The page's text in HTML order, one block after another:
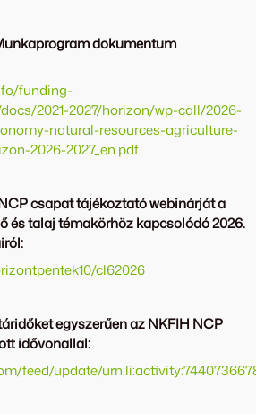
dokumentum
funding-
2021-2027/horizon/wp-call/2026-
natural-resources-agriculture-
2026-2027_en.pdf
csapat tájékoztató webinárját a
és talaj témakörhöz kapcsolódó 2026.
cl62026
egyszerűen az NKFIH NCP
idővonallal:
feed/update/